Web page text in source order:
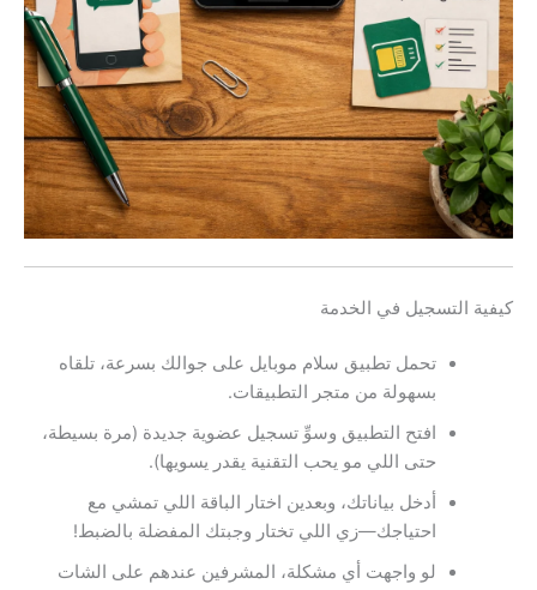
كيفية التسجيل في الخدمة
تحمل تطبيق سلام موبايل على جوالك بسرعة، تلقاه
بسهولة من متجر التطبيقات.
افتح التطبيق وسوِّ تسجيل عضوية جديدة (مرة بسيطة،
حتى اللي مو يحب التقنية يقدر يسويها).
أدخل بياناتك، وبعدين اختار الباقة اللي تمشي مع
احتياجك—زي اللي تختار وجبتك المفضلة بالضبط!
لو واجهت أي مشكلة، المشرفين عندهم على الشات